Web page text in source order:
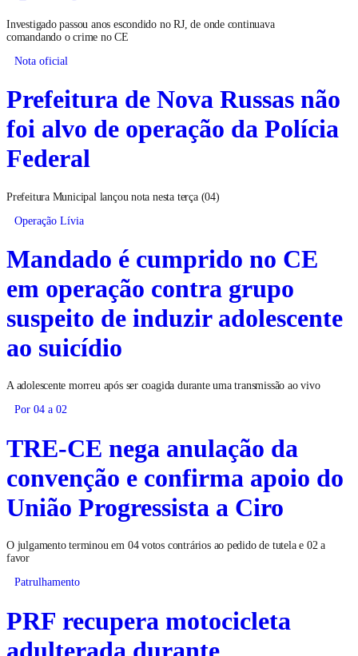
Investigado passou anos escondido no RJ, de onde continuava
comandando o crime no CE
Nota oficial
Prefeitura de Nova Russas não
foi alvo de operação da Polícia
Federal
Prefeitura Municipal lançou nota nesta terça (04)
Operação Lívia
Mandado é cumprido no CE
em operação contra grupo
suspeito de induzir adolescente
ao suicídio
A adolescente morreu após ser coagida durante uma transmissão ao vivo
Por 04 a 02
TRE-CE nega anulação da
convenção e confirma apoio do
União Progressista a Ciro
O julgamento terminou em 04 votos contrários ao pedido de tutela e 02 a
favor
Patrulhamento
PRF recupera motocicleta
adulterada durante